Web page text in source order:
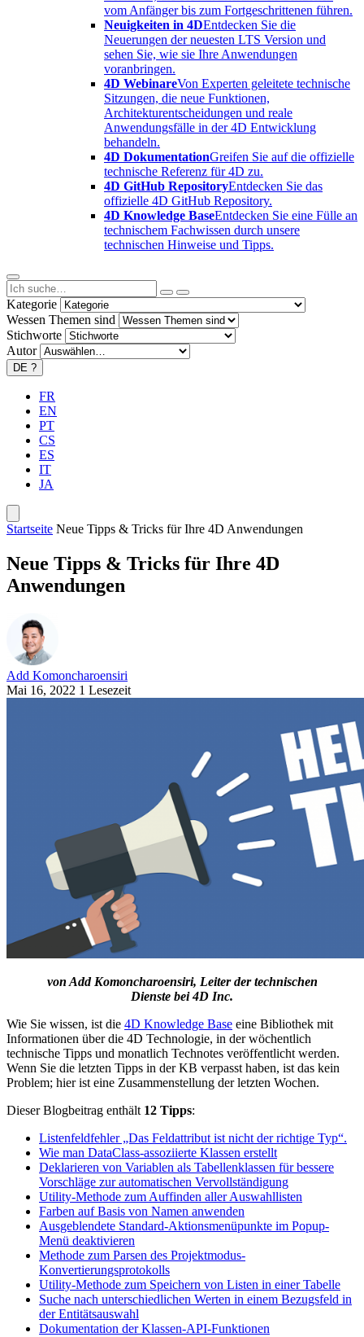
vom Anfänger bis zum Fortgeschrittenen führen.
Neuigkeiten in 4DEntdecken Sie die
Neuerungen der neuesten LTS Version und
sehen Sie, wie sie Ihre Anwendungen
voranbringen.
4D WebinareVon Experten geleitete technische
Sitzungen, die neue Funktionen,
Architekturentscheidungen und reale
Anwendungsfälle in der 4D Entwicklung
behandeln.
4D DokumentationGreifen Sie auf die offizielle
technische Referenz für 4D zu.
4D GitHub RepositoryEntdecken Sie das
offizielle 4D GitHub Repository.
4D Knowledge BaseEntdecken Sie eine Fülle an
technischem Fachwissen durch unsere
technischen Hinweise und Tipps.
Kategorie
Wessen Themen sind
Stichworte
Autor
DE ?
FR
EN
PT
CS
ES
IT
JA
Startseite Neue Tipps & Tricks für Ihre 4D Anwendungen
Neue Tipps & Tricks für Ihre 4D
Anwendungen
Add Komoncharoensiri
Mai 16, 2022 1 Lesezeit
von Add Komoncharoensiri, Leiter der technischen
Dienste bei 4D Inc.
Wie Sie wissen, ist die 4D Knowledge Base eine Bibliothek mit
Informationen über die 4D Technologie, in der wöchentlich
technische Tipps und monatlich Technotes veröffentlicht werden.
Wenn Sie die letzten Tipps in der KB verpasst haben, ist das kein
Problem; hier ist eine Zusammenstellung der letzten Wochen.
Dieser Blogbeitrag enthält 12 Tipps:
Listenfeldfehler „Das Feldattribut ist nicht der richtige Typ“.
Wie man DataClass-assoziierte Klassen erstellt
Deklarieren von Variablen als Tabellenklassen für bessere
Vorschläge zur automatischen Vervollständigung
Utility-Methode zum Auffinden aller Auswahllisten
Farben auf Basis von Namen anwenden
Ausgeblendete Standard-Aktionsmenüpunkte im Popup-
Menü deaktivieren
Methode zum Parsen des Projektmodus-
Konvertierungsprotokolls
Utility-Methode zum Speichern von Listen in einer Tabelle
Suche nach unterschiedlichen Werten in einem Bezugsfeld in
der Entitätsauswahl
Dokumentation der Klassen-API-Funktionen